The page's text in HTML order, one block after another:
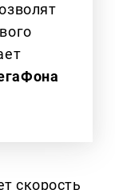
скорость